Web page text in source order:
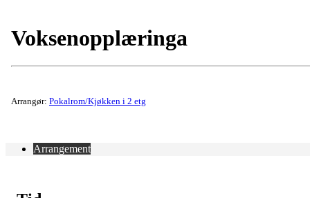
Voksenopplæringa
Arrangør: Pokalrom/Kjøkken i 2 etg
Arrangement